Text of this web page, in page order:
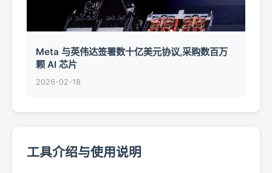
Meta 与英伟达签署数十亿美元协议,采购数百万
颗 AI 芯片
2026-02-18
工具介绍与使用说明